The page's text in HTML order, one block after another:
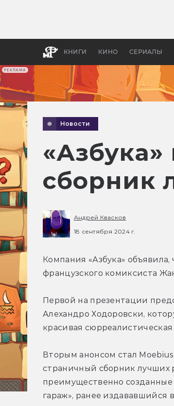
РЕКЛАМА
КНИГИ КИНО СЕРИАЛЫ
Новости
сборник
Андрей Квасков
18 сентября 2024 г.
Компания «Азбука»
французского комиксиста
Первой на презентации
Алехандро Ходоровски,
красивая
Вторым анонсом стал
страничный сборник лучших
преимущественно
гараж», ранее издававшийся